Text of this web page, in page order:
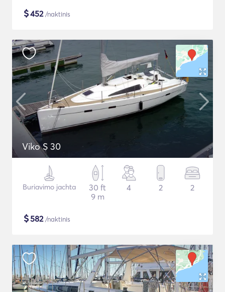
$452/naktinis
Viko S 30
Buriavimo jachta
30 ft
9 m
4 2 2
$582/naktinis